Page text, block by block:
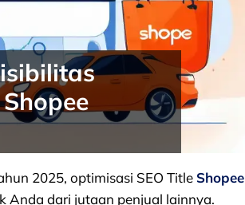
2025, optimisasi SEO Title Shopee
Anda dari jutaan penjual lainnya.